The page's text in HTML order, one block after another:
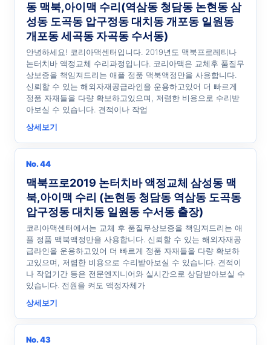
동 맥북,아이맥 수리(역삼동 청담동 논현동 삼
성동 도곡동 압구정동 대치동 개포동 일원동
개포동 세곡동 자곡동 수서동)
안녕하세요! 코리아맥센터입니다. 2019년도 맥북프로레티나
논터치바 액정교체 수리과정입니다. 코리아맥은 교체후 품질무
상보증을 책임져드리는 애플 정품 맥북액정만을 사용합니다.
신뢰할 수 있는 해외자재공급라인을 운용하고있어 더 빠르게
정품 자재들을 다량 확보하고있으며, 저렴한 비용으로 수리받
아보실 수 있습니다. 견적이나 작업
상세보기
No. 44
맥북프로2019 논터치바 액정교체 삼성동 맥
북,아이맥 수리 (논현동 청담동 역삼동 도곡동
압구정동 대치동 일원동 수서동 출장)
코리아맥센터에서는 교체 후 품질무상보증을 책임져드리는 애
플 정품 맥북액정만을 사용합니다. 신뢰할 수 있는 해외자재공
급라인을 운용하고있어 더 빠르게 정품 자재들을 다량 확보하
고있으며, 저렴한 비용으로 수리받아보실 수 있습니다. 견적이
나 작업기간 등은 전문엔지니어와 실시간으로 상담받아보실 수
있습니다. 전원을 켜도 액정자체가
상세보기
No. 43